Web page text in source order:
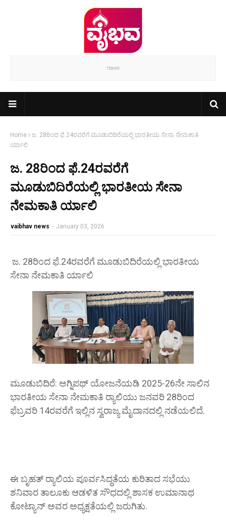
Home
ಜ. 28ರಿಂದ ಫೆ.24ರವರೆಗೆ ಮೂಡುಬಿದಿರೆಯಲ್ಲಿ ಭಾರತೀಯ ಸೇನಾ ನೇಮಕಾತಿ
ರ್ಯಾಲಿ
ಜ. 28ರಿಂದ ಫೆ.24ರವರೆಗೆ
ಮೂಡುಬಿದಿರೆಯಲ್ಲಿ ಭಾರತೀಯ ಸೇನಾ
ನೇಮಕಾತಿ ರ್ಯಾಲಿ
vaibhav news - January 03, 2026
ಜ. 28ರಿಂದ ಫೆ.24ರವರೆಗೆ ಮೂಡುಬಿದಿರೆಯಲ್ಲಿ ಭಾರತೀಯ
ಸೇನಾ ನೇಮಕಾತಿ ರ್ಯಾಲಿ
ಮೂಡುಬಿದಿರೆ: ಅಗ್ನಿಪಥ್ ಯೋಜನೆಯಡಿ 2025-26ನೇ ಸಾಲಿನ
ಭಾರತೀಯ ಸೇನಾ ನೇಮಕಾತಿ ರ‍್ಯಾಲಿಯು ಜನವರಿ 28ರಿಂದ
ಫೆಬ್ರವರಿ 14ರವರೆಗೆ ಇಲ್ಲಿನ ಸ್ವರಾಜ್ಯ ಮೈದಾನದಲ್ಲಿ ನಡೆಯಲಿದೆ.
ಈ ಬೃಹತ್ ರ‍್ಯಾಲಿಯ ಪೂರ್ವಸಿದ್ಧತೆಯ ಕುರಿತಾದ ಸಭೆಯು
ಶನಿವಾರ ತಾಲೂಕು ಆಡಳಿತ ಸೌಧದಲ್ಲಿ ಶಾಸಕ ಉಮಾನಾಥ
ಕೋಟ್ಯಾನ್ ಅವರ ಅಧ್ಯಕ್ಷತೆಯಲ್ಲಿ ಜರುಗಿತು.